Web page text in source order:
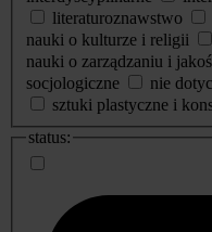
literaturoznawstwo
nauki o kulturze i religii
nauki o zarządzaniu i
socjologiczne
nie
sztuki plastyczne i
status: